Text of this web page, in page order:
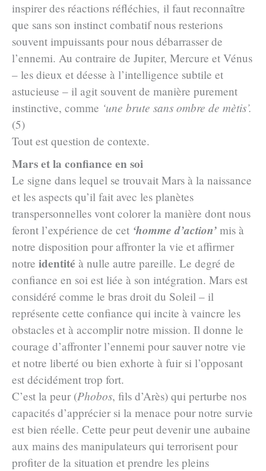
inspirer des réactions réfléchies, il faut reconnaître
que sans son instinct combatif nous resterions
souvent impuissants pour nous débarrasser de
l’ennemi. Au contraire de Jupiter, Mercure et Vénus
– les dieux et déesse à l’intelligence subtile et
astucieuse – il agit souvent de manière purement
instinctive, comme ‘une brute sans ombre de mètis’.
(5)
Tout est question de contexte.
Mars et la confiance en soi
Le signe dans lequel se trouvait Mars à la naissance
et les aspects qu’il fait avec les planètes
transpersonnelles vont colorer la manière dont nous
feront l’expérience de cet ‘homme d’action’ mis à
notre disposition pour affronter la vie et affirmer
notre identité à nulle autre pareille. Le degré de
confiance en soi est liée à son intégration. Mars est
considéré comme le bras droit du Soleil – il
représente cette confiance qui incite à vaincre les
obstacles et à accomplir notre mission. Il donne le
courage d’affronter l’ennemi pour sauver notre vie
et notre liberté ou bien exhorte à fuir si l’opposant
est décidément trop fort.
C’est la peur (Phobos, fils d’Arès) qui perturbe nos
capacités d’apprécier si la menace pour notre survie
est bien réelle. Cette peur peut devenir une aubaine
aux mains des manipulateurs qui terrorisent pour
profiter de la situation et prendre les pleins